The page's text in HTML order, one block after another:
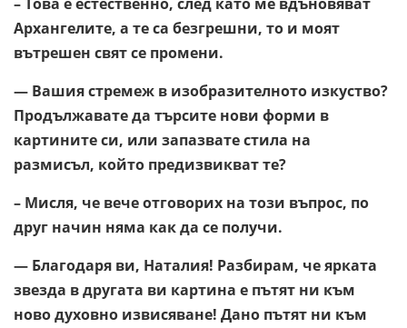
– Това е естественно, след като ме вдъновяват
Архангелите, а те са безгрешни, то и моят
вътрешен свят се промени.
— Вашия стремеж в изобразителното изкуство?
Продължавате да търсите нови форми в
картините си, или запазвате стила на
размисъл, който предизвикват те?
– Мисля, че вече отговорих на този въпрос, по
друг начин няма как да се получи.
— Благодаря ви, Наталия! Разбирам, че ярката
звезда в другата ви картина е пътят ни към
ново духовно извисяване! Дано пътят ни към